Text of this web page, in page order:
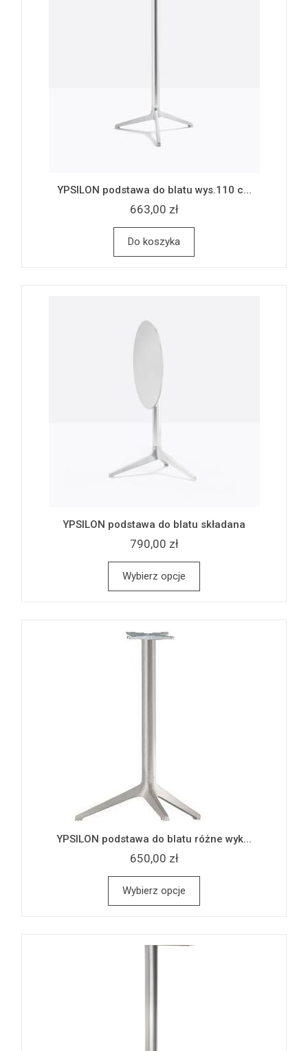
YPSILON podstawa do blatu wys.110 c...
663,00 zł
Do koszyka
YPSILON podstawa do blatu składana
790,00 zł
Wybierz opcje
YPSILON podstawa do blatu różne wyk...
650,00 zł
Wybierz opcje